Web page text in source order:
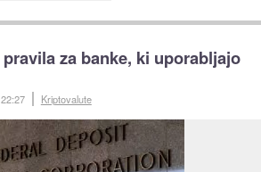
za banke, ki uporabljajo
Kriptovalute